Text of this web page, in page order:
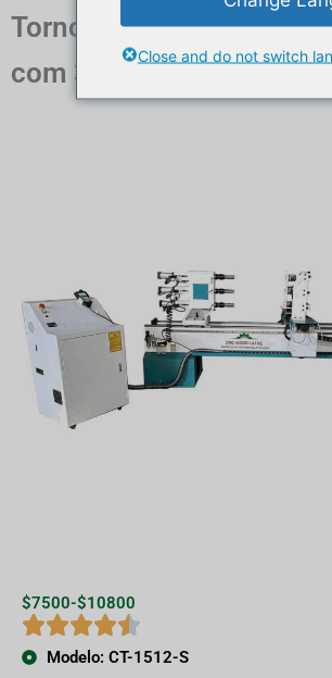
Torno CNC para madeira
com 3 eixos
$7500-$10800
Modelo: CT-1512-S
Close and do not switch